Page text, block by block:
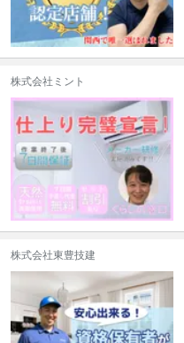
株式会社ミント
株式会社東豊技建